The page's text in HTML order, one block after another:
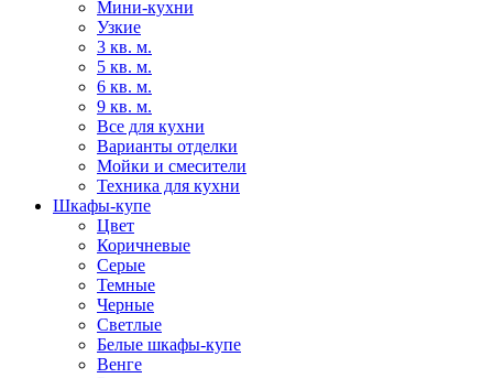
Мини-кухни
Узкие
3 кв. м.
5 кв. м.
6 кв. м.
9 кв. м.
Все для кухни
Варианты отделки
Мойки и смесители
Техника для кухни
Шкафы-купе
Цвет
Коричневые
Серые
Темные
Черные
Светлые
Белые шкафы-купе
Венге